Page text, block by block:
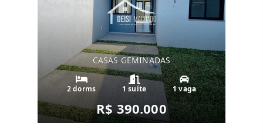
CASAS GEMINADAS
2 dorms 1 suíte 1 vaga
R$ 390.000